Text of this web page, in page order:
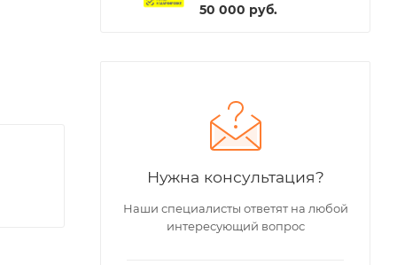
50 000 руб.
Нужна консультация?
Наши специалисты ответят на любой
интересующий вопрос